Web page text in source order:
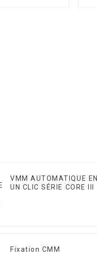
VMM AUTOMATIQUE EN
UN CLIC SÉRIE CORE III
Fixation CMM